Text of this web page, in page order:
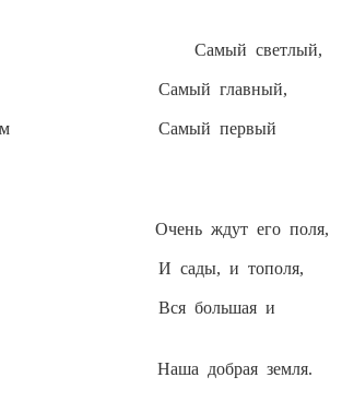
Самый светлый,
Самый главный,
Самый первый
Очень ждут его поля,
– И сады, и тополя,
Вся большая и
Наша добрая земля.